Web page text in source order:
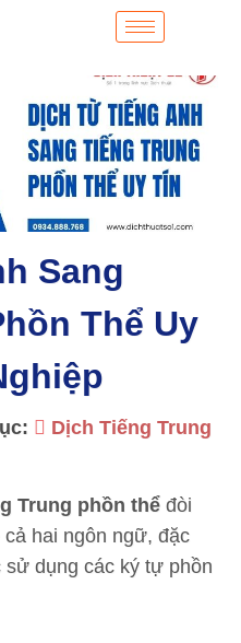
Sang
Thể Uy
Dịch Tiếng Trung
Trung phồn thể đòi
hai ngôn ngữ, đặc
dụng các ký tự phồn